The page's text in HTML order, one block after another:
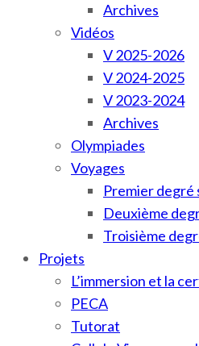
Archives
Vidéos
V 2025-2026
V 2024-2025
V 2023-2024
Archives
Olympiades
Voyages
Premier degré
Deuxième
Troisième
Projets
L’immersion et la
PECA
Tutorat